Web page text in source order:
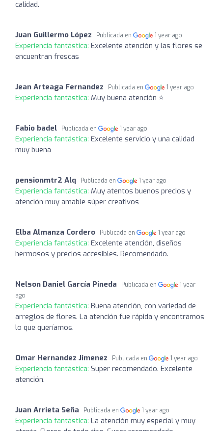
calidad.
Juan Guillermo López Publicada en 1 year ago
Experiencia fantástica: Excelente atención y las flores se
encuentran frescas
Jean Arteaga Fernandez Publicada en 1 year ago
Experiencia fantástica: Muy buena atención ⭐️
Fabio badel Publicada en 1 year ago
Experiencia fantástica: Excelente servicio y una calidad
muy buena
pensionmtr2 Alq Publicada en 1 year ago
Experiencia fantástica: Muy atentos buenos precios y
atención muy amable súper creativos
Elba Almanza Cordero Publicada en 1 year ago
Experiencia fantástica: Excelente atención, diseños
hermosos y precios accesibles. Recomendado.
Nelson Daniel García Pineda Publicada en
1 year
ago
Experiencia fantástica: Buena atención, con variedad de
arreglos de flores. La atención fue rápida y encontramos
lo que queríamos.
Omar Hernandez Jimenez Publicada en 1 year ago
Experiencia fantástica: Super recomendado. Excelente
atención.
Juan Arrieta Seña Publicada en 1 year ago
Experiencia fantástica: La atención muy especial y muy